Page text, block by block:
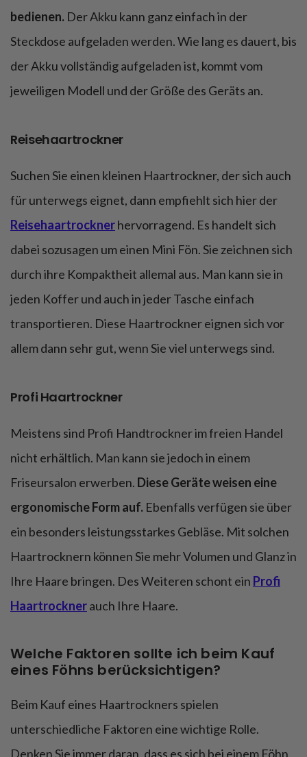
bedienen. Der Akku kann ganz einfach in der
Steckdose aufgeladen werden. Wie lang es dauert, bis
der Akku vollständig aufgeladen ist, kommt vom
jeweiligen Modell und der Größe des Geräts an.
Reisehaartrockner
Suchen Sie einen kleinen Haartrockner, der sich auch
für unterwegs eignet, dann empfiehlt sich hier der
Reisehaartrocknerhervorragend. Es handelt sich
dabei sozusagen um einen Mini Fön. Sie zeichnen sich
durch ihre Kompaktheit allemal aus. Man kann sie in
jeden Koffer und auch in jeder Tasche einfach
transportieren. Diese Haartrockner eignen sich vor
allem dann sehr gut, wenn Sie viel unterwegs sind.
Profi Haartrockner
Meistens sind Profi Handtrockner im freien Handel
nicht erhältlich. Man kann sie jedoch in einem
Friseursalon erwerben. Diese Geräte weisen eine
ergonomische Form auf. Ebenfalls verfügen sie über
ein besonders leistungsstarkes Gebläse. Mit solchen
Haartrocknern können Sie mehr Volumen und Glanz in
Ihre Haare bringen. Des Weiteren schont ein Profi
Haartrocknerauch Ihre Haare.
Welche Faktoren sollte ich beim Kauf
eines Föhns berücksichtigen?
Beim Kauf eines Haartrockners spielen
unterschiedliche Faktoren eine wichtige Rolle.
Denken Sie immer daran, dass es sich bei einem Föhn